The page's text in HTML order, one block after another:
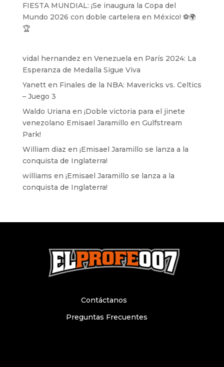
FIESTA MUNDIAL: ¡Se inaugura la Copa del
Mundo 2026 con doble cartelera en México! ⚽️🌍
🏆
vidal hernandez en Venezuela en París 2024: La
Esperanza de Medalla Sigue Viva
Yanetten Finales de la NBA: Mavericks vs. Celtics
– Juego 3
Waldo Uriana en ¡Doble victoria para el jinete
venezolano Emisael Jaramillo en Gulfstream
Park!
William diaz en ¡Emisael Jaramillo se lanza a la
conquista de Inglaterra!
williams en ¡Emisael Jaramillo se lanza a la
conquista de Inglaterra!
Preguntas Frecuentes
Contáctanos